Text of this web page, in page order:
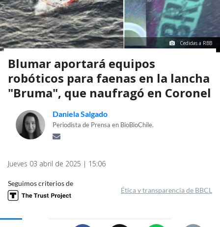
Cedidas a RBB
Blumar aportará equipos
robóticos para faenas en la lancha
"Bruma", que naufragó en Coronel
Daniela Salgado
Periodista de Prensa en BioBioChile.
Jueves 03 abril de 2025 | 15:06
Seguimos criterios de
Ética y transparencia de BBCL